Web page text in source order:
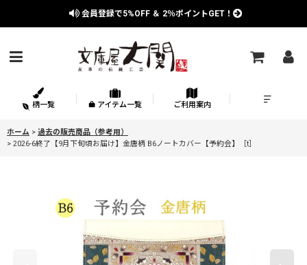
会員登録で5%OFF ＆ 2％ポイントGET！
柄一覧 アイテム一覧 ご利用案内
ホーム > 過去の販売商品（参考用）
> 2026-6終了【9月下旬頃お届け】金唐柄 B6ノートカバー【予約会】［t］